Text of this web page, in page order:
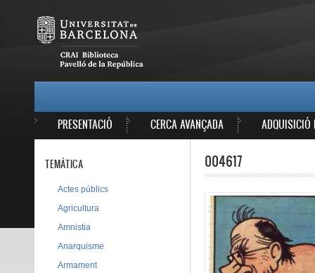
PRESENTACIÓ CERCA AVANÇADA ADQUISICIÓ
004617
TEMÀTICA
Actes públics
Agricultura
Amnistia
Anarquisme
Armament